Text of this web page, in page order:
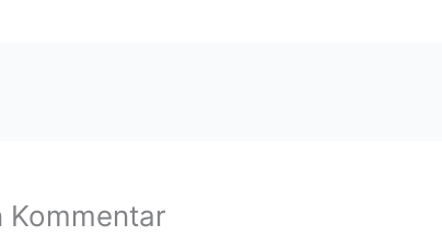
Kommentar